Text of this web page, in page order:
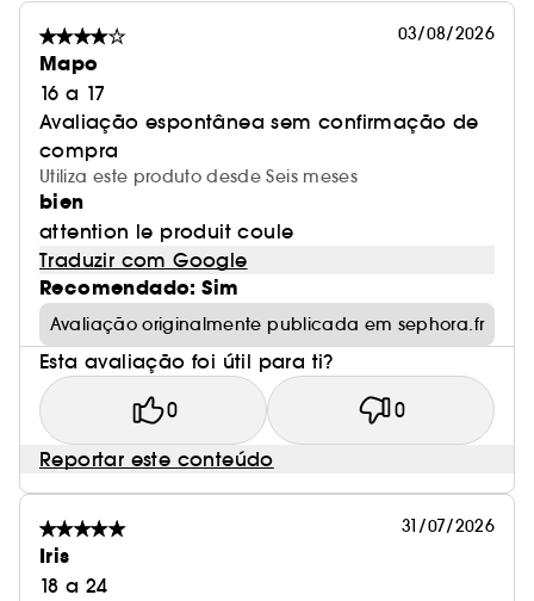
03/08/2026
Mapo
16 a 17
Avaliação espontânea sem confirmação de
compra
Utiliza este produto desde Seis meses
bien
attention le produit coule
Traduzir com Google
Recomendado: Sim
Avaliação originalmente publicada em sephora.fr
Esta avaliação foi útil para ti?
0 0
Reportar este conteúdo
31/07/2026
Iris
18 a 24